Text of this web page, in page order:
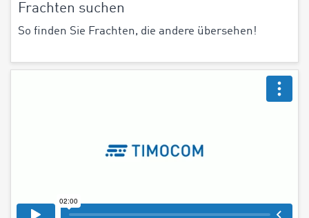
Frachten suchen
So finden Sie Frachten, die andere übersehen!